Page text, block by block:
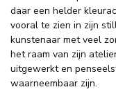
daar een helder
vooral te zien in zijn
kunstenaar met veel
het raam van zijn
uitgewerkt en
waarneembaar zijn.